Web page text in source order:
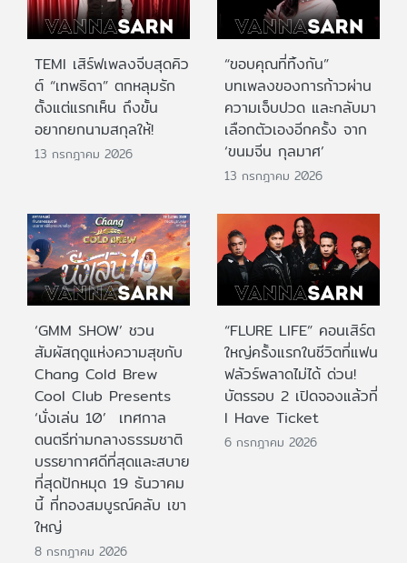
TEMI เสิร์ฟเพลงจีบสุดคิว
ต์ “เทพธิดา” ตกหลุมรัก
ตั้งแต่แรกเห็น ถึงขั้น
อยากยกนามสกุลให้!
13 กรกฎาคม 2026
“ขอบคุณที่ทิ้งกัน”
บทเพลงของการก้าวผ่าน
ความเจ็บปวด และกลับมา
เลือกตัวเองอีกครั้ง จาก
‘ขนมจีน กุลมาศ’
13 กรกฎาคม 2026
‘GMM SHOW’ ชวน
สัมผัสฤดูแห่งความสุขกับ
Chang Cold Brew
Cool Club Presents
‘นั่งเล่น 10’ เทศกาล
ดนตรีท่ามกลางธรรมชาติ
บรรยากาศดีที่สุดและสบาย
ที่สุดปักหมุด 19 ธันวาคม
นี้ ที่ทองสมบูรณ์คลับ เขา
ใหญ่
8 กรกฎาคม 2026
“FLURE LIFE” คอนเสิร์ต
ใหญ่ครั้งแรกในชีวิตที่แฟน
ฟลัวร์พลาดไม่ได้ ด่วน!
บัตรรอบ 2 เปิดจองแล้วที่
I Have Ticket
6 กรกฎาคม 2026